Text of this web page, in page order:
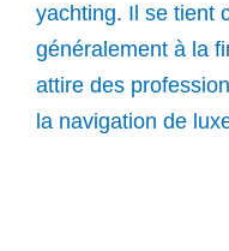
yachting. Il se tient
généralement à la
attire des
la navigation de